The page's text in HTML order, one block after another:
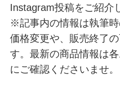
Instagram投稿をご紹介
※記事内の情報は執筆時
価格変更や、販売終了
す。最新の商品情報は
にご確認くださいませ。